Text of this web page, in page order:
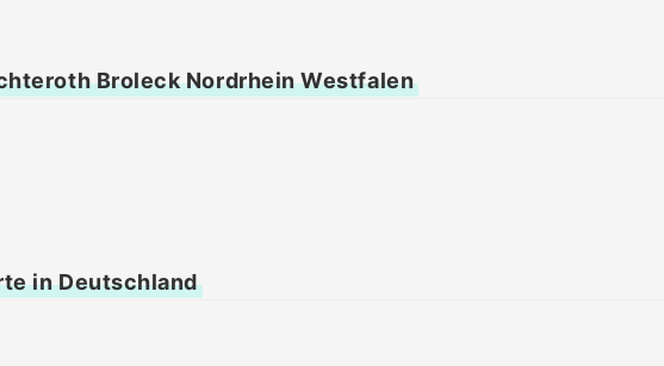
Broleck Nordrhein Westfalen
in Deutschland